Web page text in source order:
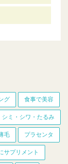
グ 食事で美容
シミ・シワ・たるみ
毛 プラセンタ
サプリメント